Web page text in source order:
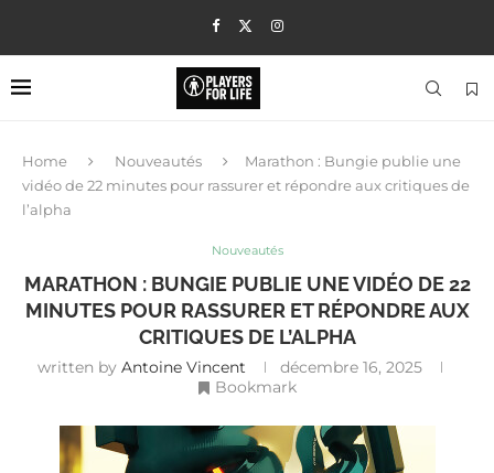
Home Nouveautés
Marathon : Bungie publie une
vidéo de 22 minutes pour rassurer et répondre aux critiques de
l’alpha
Nouveautés
MARATHON : BUNGIE PUBLIE UNE VIDÉO DE 22
MINUTES POUR RASSURER ET RÉPONDRE AUX
CRITIQUES DE L’ALPHA
written by Antoine Vincent
décembre 16, 2025
Bookmark